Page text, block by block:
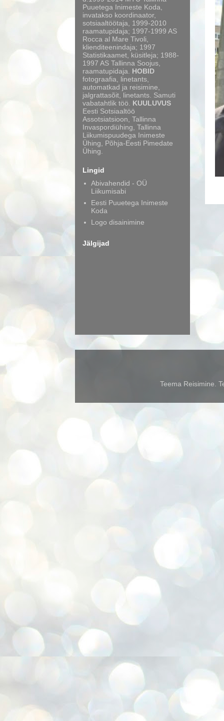
Puuetega Inimeste Koda,
invatakso koordinaator,
sotsiaaltöötaja, 1999-2010
raamatupidaja; 1997-1999 AS
Rocca al Mare Tivoli,
klienditeenindaja; 1997
Statistikaamet, küsitleja; 1988-
1997 AS Tallinna Soojus,
raamatupidaja. HOBID
fotograafia, linetants,
automatkad ja reisimine,
jalgrattasõit, linetants. Samuti
vabatahtlik töö. KUULUVUS
Eesti Sotsiaaltöö
Assotsiatsioon, Tallinna
Invaspordiühing, Tallinna
Liikumispuudega Inimeste
Ühing, Põhja-Eesti Pimedate
Ühing.
Lingid
Abivahendid - OÜ
Liikumisabi
Eesti Puuetega Inimeste
Koda
Logo disainimine
Jälgijad
Teema Reisimine.